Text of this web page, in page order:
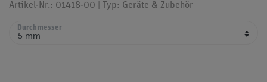
Artikel-Nr.: 01418-00 | Typ: Geräte & Zubehör
Durchmesser